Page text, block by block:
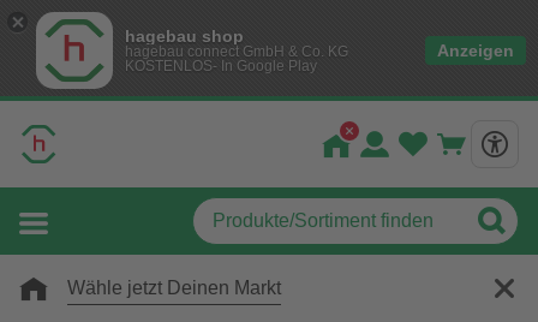
hagebau shop
hagebau connect GmbH & Co. KG
KOSTENLOS- In Google Play
Anzeigen
Wähle jetzt Deinen Markt